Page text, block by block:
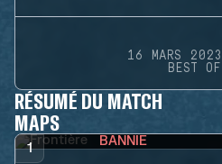
16 MARS
BEST
RÉSUMÉ DU MATCH
MAPS
1 BANNIE